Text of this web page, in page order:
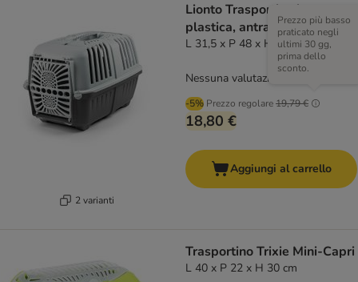
2 varianti
Lionto Trasportino in
plastica, antracite
L 31,5 x P 48 x H 33 cm
-5% Prezzo regolare19,79 €
Prezzo più basso
praticato negli
ultimi 30 gg,
prima dello
sconto.
18,80 €
Nessuna valutazione
Aggiungi al carrello
Trasportino Trixie Mini-Capri
L 40 x P 22 x H 30 cm